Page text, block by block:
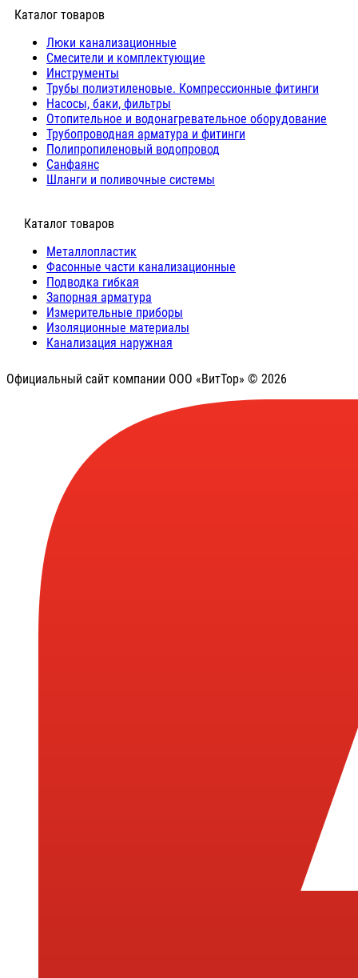
Каталог товаров
Люки канализационные
Cмесители и комплектующие
Инструменты
Трубы полиэтиленовые. Компрессионные фитинги
Насосы, баки, фильтры
Отопительное и водонагревательное оборудование
Трубопроводная арматура и фитинги
Полипропиленовый водопровод
Санфаянс
Шланги и поливочные системы
⠀Каталог товаров
Металлопластик
Фасонные части канализационные
Подводка гибкая
Запорная арматура
Измерительные приборы
Изоляционные материалы
Канализация наружная
Официальный сайт компании ООО «ВитТор» © 2026